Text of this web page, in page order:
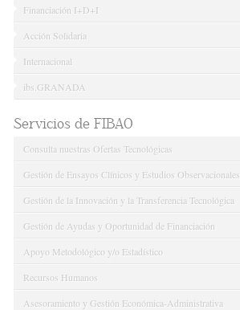
Financiación I+D+I
Acción Solidaria
Internacional
ibs.GRANADA
Servicios de FIBAO
Consulta nuestras Ofertas Tecnológicas
Gestión de Ensayos Clínicos y Estudios Observacionales
Gestión de la Innovación y la Transferencia Tecnológica
Gestión de Ayudas y Oportunidad de Financiación
Apoyo Metodológico y/o Estadístico
Recursos Humanos
Asesoramiento y Gestión Económica-Administrativa